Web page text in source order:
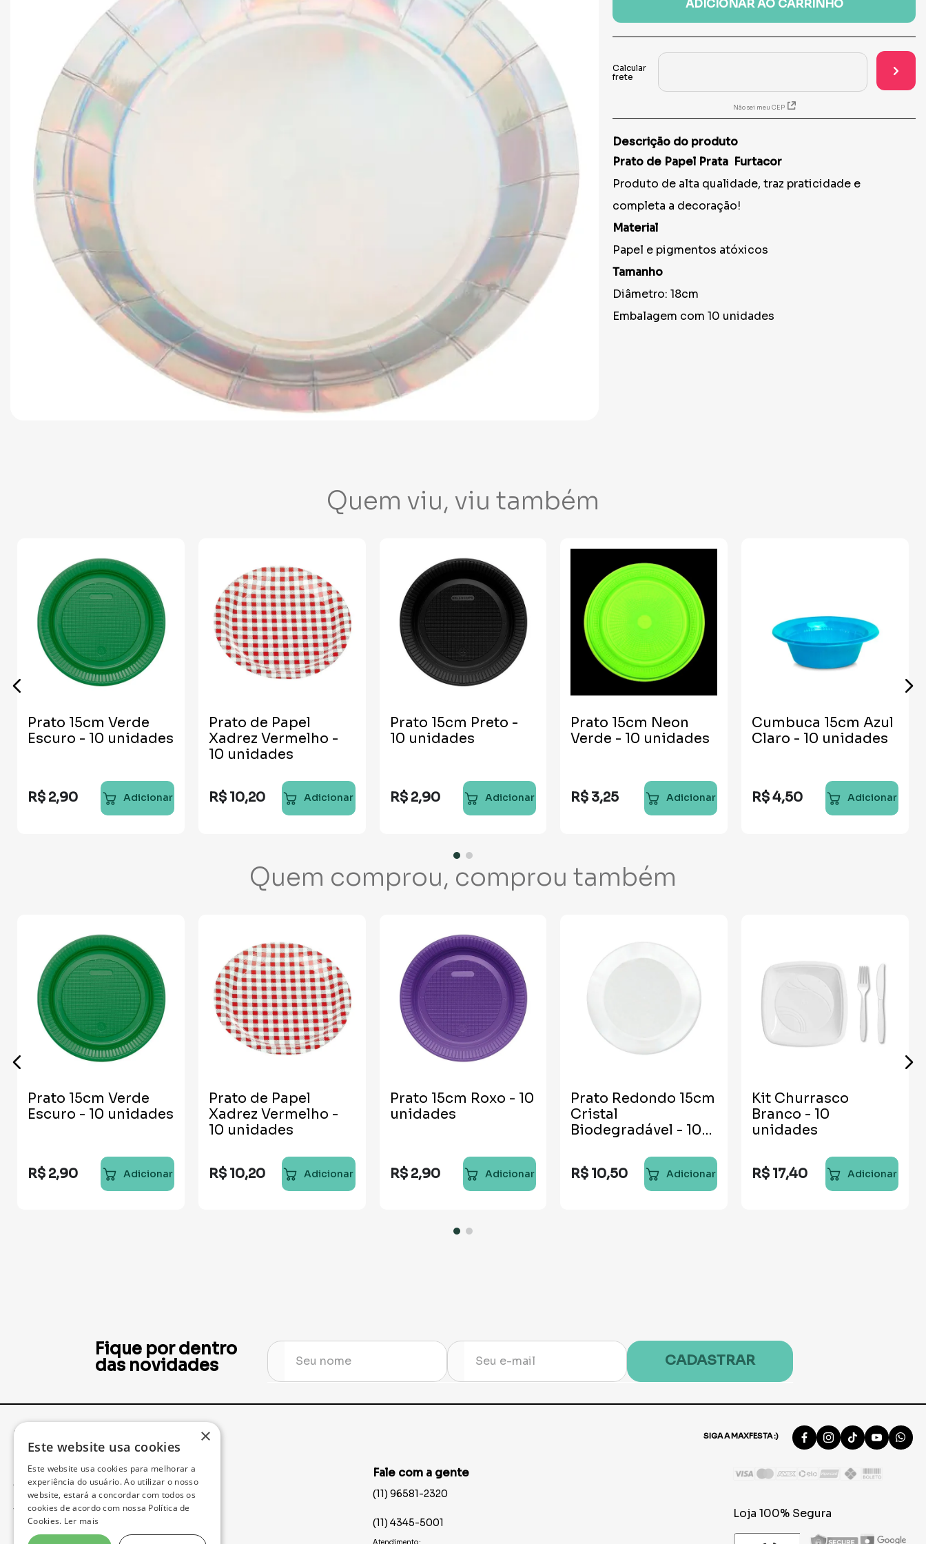
toalha
ADICIONAR AO CARRINHO
Não sei meu CEP
Descrição do produto
Prato de Papel Prata Furtacor
Produto de alta qualidade, traz praticidade e
completa a decoração!
Material
Papel e pigmentos atóxicos
Tamanho
Diâmetro: 18cm
Embalagem com 10 unidades
Quem viu, viu também
Prato 15cm Verde
Escuro - 10 unidades
R$ 2,90 Adicionar
Prato de Papel
Xadrez Vermelho -
10 unidades
R$ 10,20 Adicionar
Prato 15cm Preto -
10 unidades
R$ 2,90 Adicionar
Prato 15cm Neon
Verde - 10 unidades
R$ 3,25 Adicionar
Cumbuca 15cm Azul
Claro - 10 unidades
R$4,50 Adicionar
Quem comprou, comprou também
Prato 15cm Verde
Escuro - 10 unidades
R$ 2,90 Adicionar
Prato de Papel
Xadrez Vermelho -
10 unidades
R$ 10,20 Adicionar
Prato 15cm Roxo - 10
unidades
R$ 2,90 Adicionar
Prato Redondo 15cm
Cristal
Biodegradável - 10
R$ 10,50 Adicionar
Kit Churrasco
Branco - 10
unidades
R$ 17,40 Adicionar
Fique por dentro
das novidades
CADASTRAR
Institucional SIGA A MAXFESTA :)
Acompanhe seu Pedido
Trocas e Devoluções
Fale com a gente
(11) 96581-2320
(11) 4345-5001
Loja 100% Segura
×
Este website usa cookies
Este website usa cookies para melhorar a
experiência do usuário. Ao utilizar o nosso
website, estará a concordar com todos os
cookies de acordo com nossa Política de
Cookies. Ler mais